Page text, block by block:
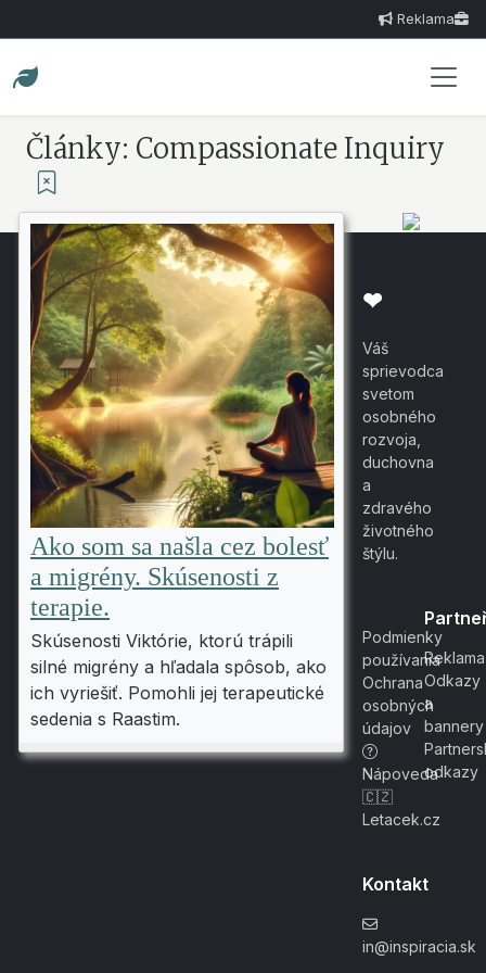
Reklama
Články: Compassionate Inquiry
Ako som sa našla cez bolesť
a migrény. Skúsenosti z
terapie.
Skúsenosti Viktórie, ktorú trápili
silné migrény a hľadala spôsob, ako
ich vyriešiť. Pomohli jej terapeutické
sedenia s Raastim.
❤
Váš
sprievodca
svetom
osobného
rozvoja,
duchovna
a
zdravého
životného
štýlu.
Podmienky
používania
Ochrana
osobných
údajov
Nápoveda
🇨🇿
Letacek.cz
Reklama
Odkazy
a
bannery
odkazy
Kontakt
in@inspiracia.sk